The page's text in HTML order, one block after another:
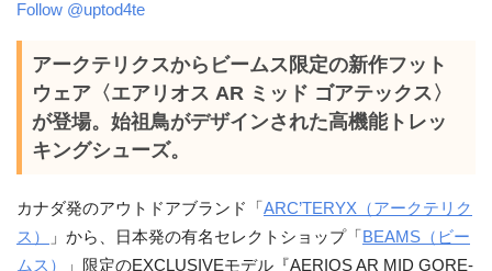
Follow @uptod4te
アークテリクスからビームス限定の新作フット
ウェア〈エアリオス AR ミッド ゴアテックス〉
が登場。始祖鳥がデザインされた高機能トレッ
キングシューズ。
カナダ発のアウトドアブランド「 ARC’TERYX（アークテリク
ス）
」から、日本発の有名セレクトショップ「 BEAMS（ビー
ムス）
」限定のEXCLUSIVEモデル『AERIOS AR MID GORE-